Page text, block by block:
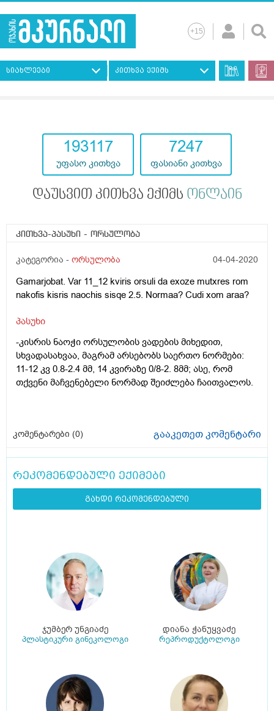
სიახლეები კითხვა ექიმს
193117
უფასო კითხვა
7247
ფასიანი კითხვა
დაუსვით კითხვა ექიმს ონლაინ
კითხვა-პასუხი - ორსულობა
კატეგორია - ორსულობა 04-04-2020
Gamarjobat. Var 11_12 kviris orsuli da exoze mutxres rom
nakofis kisris naochis sisqe 2.5. Normaa? Cudi xom araa?
პასუხი
-კისრის ნაოჭი ორსულობის ვადების მიხედით,
სხვადასახვაა, მაგრამ არსებობს საერთო ნორმები:
11-12 კვ 0.8-2.4 მმ, 14 კვირაზე 0/8-2. 8მმ; ასე, რომ
თქვენი მაჩვენებელი ნორმად შეიძლება ჩაითვალოს.
კომენტარები (0) გააკეთეთ კომენტარი
რეკომენდებული ექიმები
გახდი რეკომენდებული
ჯუმბერ უნგიაძე
პლასტიკური გინეკოლოგი
დიანა ჭანუყვაძე
რეპროდუქტოლოგი